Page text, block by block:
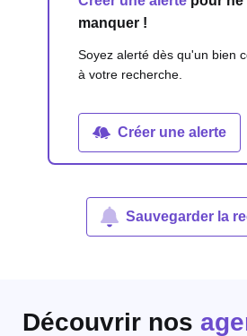
manquer !
Soyez alerté dès qu'un bien
à votre recherche.
Créer une alerte
Sauvegarder la
Découvrir nos